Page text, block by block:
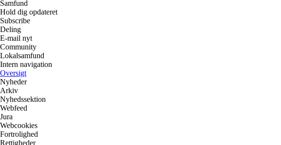
Samfund
Hold dig opdateret
Subscribe
Deling
E-mail nyt
Community
Lokalsamfund
Intern navigation
Oversigt
Nyheder
Arkiv
Nyhedssektion
Webfeed
Jura
Webcookies
Fortrolighed
Rettigheder